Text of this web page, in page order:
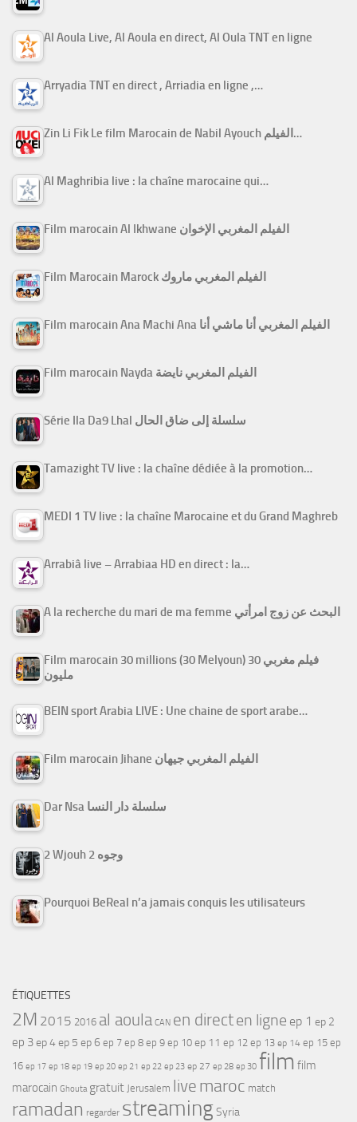
Al Aoula Live, Al Aoula en direct, Al Oula TNT en ligne
Arryadia TNT en direct , Arriadia en ligne ,…
Zin Li Fik Le film Marocain de Nabil Ayouch الفيلم…
Al Maghribia live : la chaîne marocaine qui…
Film marocain Al Ikhwane الفيلم المغربي الإخوان
Film Marocain Marock الفيلم المغربي ماروك
Film marocain Ana Machi Ana الفيلم المغربي أنا ماشي أنا
Film marocain Nayda الفيلم المغربي نايضة
Série Ila Da9 Lhal سلسلة إلى ضاق الحال
Tamazight TV live : la chaîne dédiée à la promotion…
MEDI 1 TV live : la chaîne Marocaine et du Grand Maghreb
Arrabiâ live – Arrabiaa HD en direct : la…
A la recherche du mari de ma femme البحث عن زوج امرأتي
Film marocain 30 millions (30 Melyoun) فيلم مغربي 30
مليون
BEIN sport Arabia LIVE : Une chaine de sport arabe…
Film marocain Jihane الفيلم المغربي جيهان
Dar Nsa سلسلة دار النسا
2 Wjouh 2 وجوه
Pourquoi BeReal n’a jamais conquis les utilisateurs
ÉTIQUETTES
2M 2015 2016 al aoula CAN en directen ligne ep 1 ep 2
ep 3ep 4ep 5 ep 6 ep 7 ep 8 ep 9 ep 10 ep 11 ep 12 ep 13 ep 14 ep 15 ep
16 ep 17 ep 18 ep 19 ep 20 ep 21 ep 22 ep 23 ep 27 ep 28 ep 30 film film
marocain Ghouta gratuit Jerusalem live maroc match
ramadan regarder streamingSyria